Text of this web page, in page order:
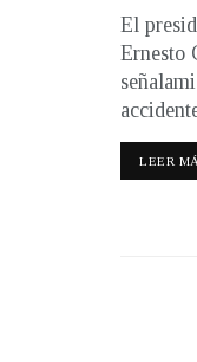
El
Ernesto
LEER